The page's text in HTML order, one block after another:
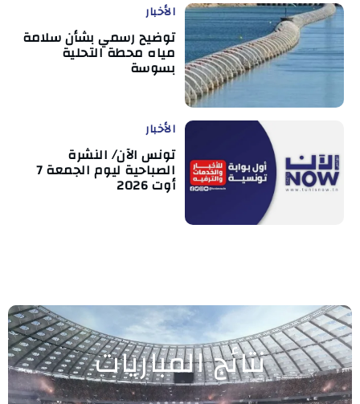
الأخبار
توضيح رسمي بشأن سلامة
مياه محطة التحلية
بسوسة
الأخبار
تونس الآن/ النشرة
الصباحية ليوم الجمعة 7
أوت 2026
نتائج المباريات